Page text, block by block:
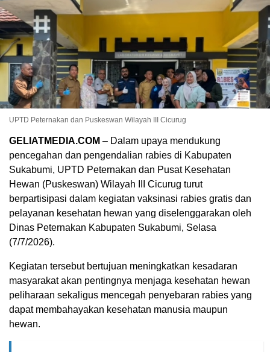
UPTD Peternakan dan Puskeswan Wilayah III Cicurug
GELIATMEDIA.COM – Dalam upaya mendukung
pencegahan dan pengendalian rabies di Kabupaten
Sukabumi, UPTD Peternakan dan Pusat Kesehatan
Hewan (Puskeswan) Wilayah III Cicurug turut
berpartisipasi dalam kegiatan vaksinasi rabies gratis dan
pelayanan kesehatan hewan yang diselenggarakan oleh
Dinas Peternakan Kabupaten Sukabumi, Selasa
(7/7/2026).
Kegiatan tersebut bertujuan meningkatkan kesadaran
masyarakat akan pentingnya menjaga kesehatan hewan
peliharaan sekaligus mencegah penyebaran rabies yang
dapat membahayakan kesehatan manusia maupun
hewan.